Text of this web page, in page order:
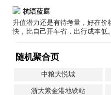
杭语蓝庭
升值潜力还是有待考量，好在
快，比自己开车省，出行成本低。
随机聚合页
中粮大悦城
浙大紫金港地铁站